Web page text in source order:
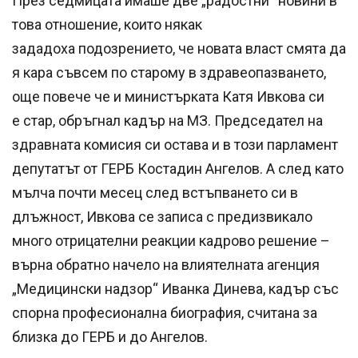
това отношение, които някак
зададоха подозрението, че новата власт смята да
я кара съвсем по старому в здравеопазването,
още повече че и министърката Катя Ивкова си
е стар, обръгнал кадър на МЗ. Председател на
здравната комисия си остава и в този парламент
депутатът от ГЕРБ Костадин Ангелов. А след като
мълча почти месец след встъпването си в
длъжност, Ивкова се записа с предизвикало
много отрицателни реакции кадрово решение –
върна обратно начело на влиятелната агенция
„Медицински надзор“ Иванка Динева, кадър със
спорна професионална биография, считана за
близка до ГЕРБ и до Ангелов.